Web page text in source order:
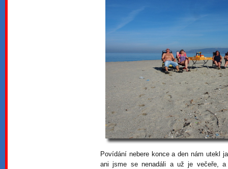
Povídání nebere konce a den nám utekl
ani jsme se nenadáli a už je večeře,